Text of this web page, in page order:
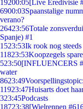
19200:05[Live Eredivisie
6900:03Spaanstalige
verano?
26423:56Totale
Spanje) #1
1523:53Ik rook nog steeds
11823:53Koopzegels
523:50[INFLUENCERS
water
8623:49
11923:47Huisarts doet
323:45Podcasts
18723:38[Wielrennen